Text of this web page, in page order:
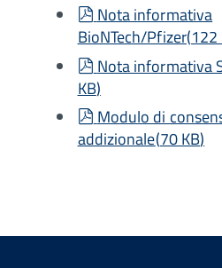
pdf
Nota informativa
BioNTech/Pfizer(122
pdf
Nota informativa
KB)
pdf
Modulo di
addizionale(70 KB)